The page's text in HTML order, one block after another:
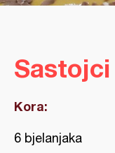
Sastojci
Kora:
6 bjelanjaka